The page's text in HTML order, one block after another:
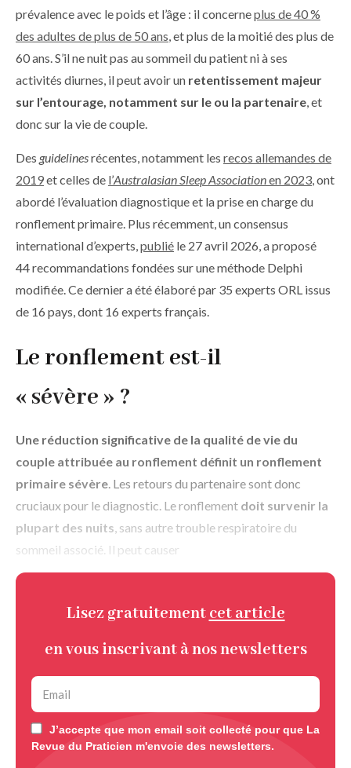
prévalence avec le poids et l’âge : il concerneplus de 40 %
des adultes de plus de 50 ans, et plus de la moitié des plus de
60 ans. S’il ne nuit pas au sommeil du patient ni à ses
activités diurnes, il peut avoir un retentissement majeur
sur l’entourage, notamment sur le ou la partenaire, et
donc sur la vie de couple.
Des guidelinesrécentes, notamment les recos allemandes de
2019et celles de l’Australasian Sleep Associationen 2023, ont
abordé l’évaluation diagnostique et la prise en charge du
ronflement primaire. Plus récemment, un consensus
international d’experts,publié le 27 avril 2026, a proposé
44 recommandations fondées sur une méthode Delphi
modifiée. Ce dernier a été élaboré par 35 experts ORL issus
de 16 pays, dont 16 experts français.
Le ronflement est-il
« sévère » ?
Une réduction significative de la qualité de vie du
couple attribuée au ronflement définit un ronflement
primaire sévère. Les retours du partenaire sont donc
cruciaux pour le diagnostic. Le ronflement doit survenir la
plupart des nuits, sans autre trouble respiratoire du
sommeil associé. Il peut causer
Lisez gratuitement cet article
en vous inscrivant à nos newsletters
J’accepte que mon email soit collecté pour que La
Revue du Praticien m'envoie des newsletters.